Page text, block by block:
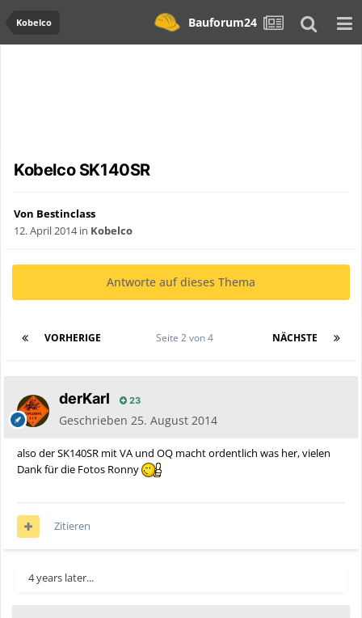
Kobelco Bauforum24
Kobelco SK140SR
Von Bestinclass
12. April 2014in Kobelco
Antworte auf dieses Thema
VORHERIGE NÄCHSTE
Seite 2 von 4
derKarl 23
Geschrieben 25. August 2014
also der SK140SR mit VA und OQ macht ordentlich was her, vielen
Dank für die Fotos Ronny
Zitieren
4 years later...